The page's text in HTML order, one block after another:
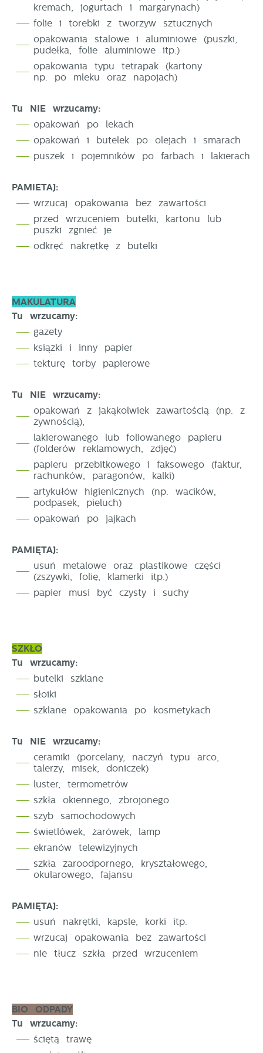
kremach, jogurtach i margarynach)
folie i torebki z tworzyw sztucznych
opakowania stalowe i aluminiowe (puszki,
pudełka, folie aluminiowe itp.)
opakowania typu tetrapak (kartony
np. po mleku oraz napojach)
Tu NIE wrzucamy:
opakowań po lekach
opakowań i butelek po olejach i smarach
puszek i pojemników po farbach i lakierach
PAMIETAJ:
wrzucaj opakowania bez zawartości
przed wrzuceniem butelki, kartonu lub
puszki zgnieć je
odkręć nakrętkę z butelki
MAKULATURA
Tu wrzucamy:
gazety
książki i inny papier
tekturę torby papierowe
Tu NIE wrzucamy:
opakowań z jakąkolwiek zawartością (np. z
żywnością),
lakierowanego lub foliowanego papieru
(folderów reklamowych, zdjęć)
papieru przebitkowego i faksowego (faktur,
rachunków, paragonów, kalki)
artykułów higienicznych (np. wacików,
podpasek, pieluch)
opakowań po jajkach
PAMIĘTAJ:
usuń metalowe oraz plastikowe części
(zszywki, folię, klamerki itp.)
papier musi być czysty i suchy
SZKŁO
Tu wrzucamy:
butelki szklane
słoiki
szklane opakowania po kosmetykach
Tu NIE wrzucamy:
ceramiki (porcelany, naczyń typu arco,
talerzy, misek, doniczek)
luster, termometrów
szkła okiennego, zbrojonego
szyb samochodowych
świetlówek, żarówek, lamp
ekranów telewizyjnych
szkła żaroodpornego, kryształowego,
okularowego, fajansu
PAMIĘTAJ:
usuń nakrętki, kapsle, korki itp.
wrzucaj opakowania bez zawartości
nie tłucz szkła przed wrzuceniem
BIO ODPADY
Tu wrzucamy:
ściętą trawę
popularności wśród użytkowników. Zgromadzone
Wyrażenie zgody na analityczne pliki cookies
gwarantuje dostępność wszystkich funkcjonalności.
Dzięki reklamowym plikom cookies prezentujemy Ci
najciekawsze informacje i aktualności na stronach
naszych partnerów.
Promocyjne pliki cookies służą do prezentowania Ci
naszych komunikatów na podstawie analizy Twoich
upodobań oraz Twoich zwyczajów dotyczących
mogą pojawić się na stronach podmiotów trzecich
lub firm będących naszymi partnerami oraz innych
dostawców usług. Firmy te działają w charakterze
pośredników prezentujących nasze treści w postaci
wiadomości, ofert, komunikatów mediów